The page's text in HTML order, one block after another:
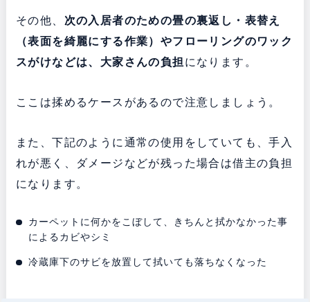
その他、 次の入居者のための畳の裏返し・表替え
（表面を綺麗にする作業）やフローリングのワック
スがけなどは、大家さんの負担 になります。
ここは揉めるケースがあるので注意しましょう。
また、下記のように通常の使用をしていても、手入
れが悪く、ダメージなどが残った場合は借主の負担
になります。
カーペットに何かをこぼして、きちんと拭かなかった事
によるカビやシミ
冷蔵庫下のサビを放置して拭いても落ちなくなった